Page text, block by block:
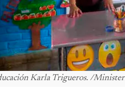
Karla Trigueros. /